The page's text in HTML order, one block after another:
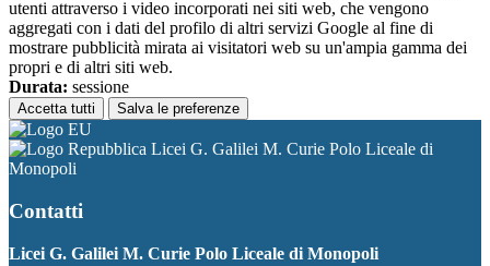
utenti attraverso i video incorporati nei siti web, che vengono
aggregati con i dati del profilo di altri servizi Google al fine di
mostrare pubblicità mirata ai visitatori web su un'ampia gamma dei
propri e di altri siti web.
Durata: sessione
Accetta tutti Salva le preferenze
Licei G. Galilei M. Curie Polo Liceale di
Monopoli
Contatti
Licei G. Galilei M. Curie Polo Liceale di Monopoli